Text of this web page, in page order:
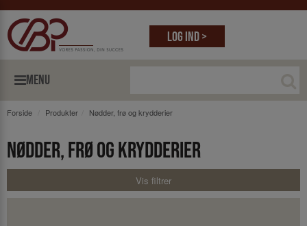
Log ind >
MENU
Forside Produkter Nødder, frø og krydderier
Nødder, frø og krydderier
Vis filtrer